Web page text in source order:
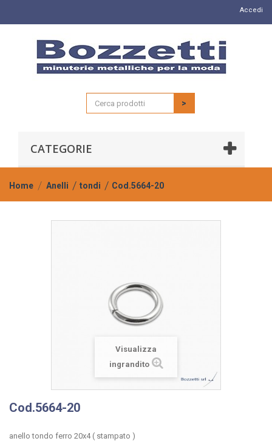
Accedi
>
CATEGORIE
Home Anelli tondi Cod.5664-20
Visualizza
ingrandito
Cod.5664-20
anello tondo ferro 20x4 ( stampato )